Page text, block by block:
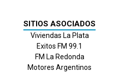
SITIOS ASOCIADOS
Viviendas La Plata
Exitos FM 99.1
FM La Redonda
Motores Argentinos